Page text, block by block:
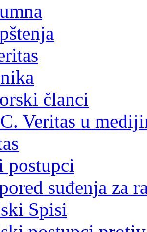
članci
Veritas u
postupci
suđenja za
Spisi